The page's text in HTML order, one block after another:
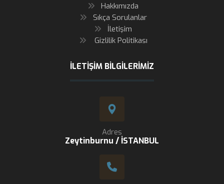
Hakkımızda
Sıkça Sorulanlar
İletişim
Gizlilik Politikası
İLETIŞIM BILGILERIMIZ
Adres
Zeytinburnu / İSTANBUL